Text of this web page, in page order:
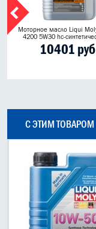
Моторное масло Liqui
4200 5W30 hc-
10401
С ЭТИМ